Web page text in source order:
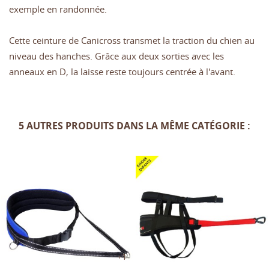
exemple en randonnée.
Cette ceinture de Canicross transmet la traction du chien au
niveau des hanches. Grâce aux deux sorties avec les
anneaux en D, la laisse reste toujours centrée à l'avant.
5 AUTRES PRODUITS DANS LA MÊME CATÉGORIE :
+1